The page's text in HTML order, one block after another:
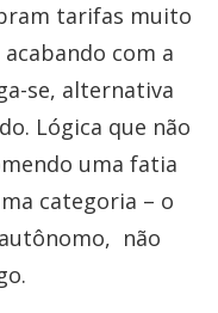
tarifas muito
com a
se, alternativa
Lógica que não
uma fatia
categoria – o
não